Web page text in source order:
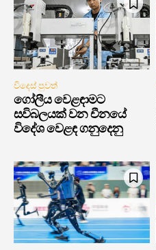
විදෙස් පුවත්
ගෝලීය වෙළඳාමට
සවිබලයක් වන චීනයේ
විදේශ වෙළඳ ගනුදෙනු